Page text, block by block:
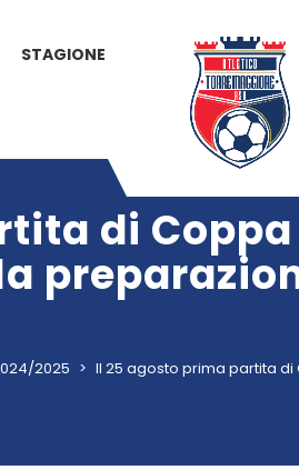
STAGIONE
di
2025 > Il 25 agosto prima partita